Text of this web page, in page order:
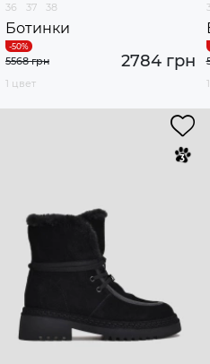
36 37 38
Ботинки
2784 грн
5568 грн
1 цвет